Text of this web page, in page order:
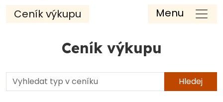
Ceník výkupu Menu
Ceník výkupu
Hledej